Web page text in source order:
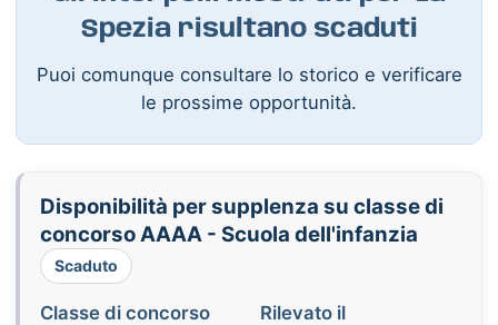
Spezia risultano scaduti
Puoi comunque consultare lo storico e verificare
le prossime opportunità.
Disponibilità per supplenza su classe di
concorso AAAA - Scuola dell'infanzia
Scaduto
Classe di concorso
Rilevato il